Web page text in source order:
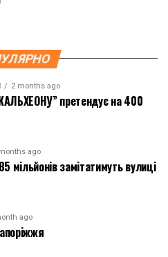
2 months ago
претендує на 400
ago
мільйонів замітатимуть вулиці
ago